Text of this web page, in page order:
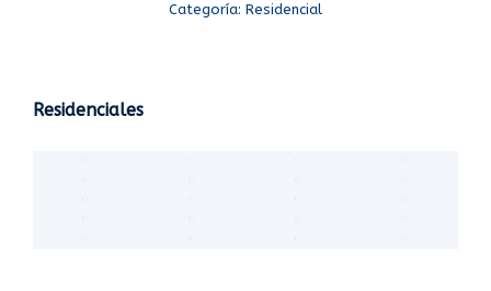
Categoría: Residencial
Residenciales